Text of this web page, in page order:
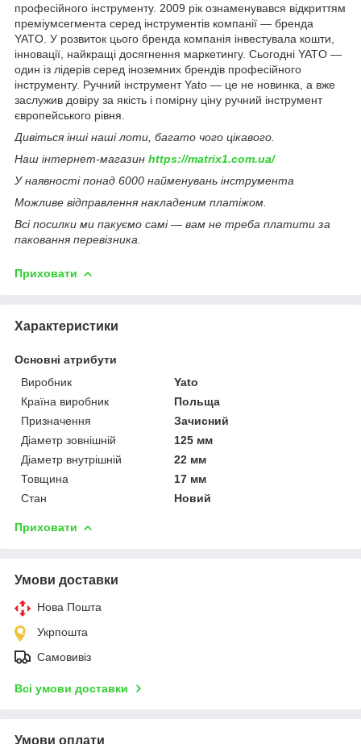
професійного інструменту. 2009 рік ознаменувався відкриттям
преміумсегмента серед інструментів компанії — бренда
YATO. У розвиток цього бренда компанія інвестувала кошти,
інновації, найкращі досягнення маркетингу. Сьогодні YATO —
один із лідерів серед іноземних брендів професійного
інструменту. Ручний інструмент Yato — це не новинка, а вже
заслужив довіру за якість і помірну ціну ручний інструмент
європейського рівня.
Дивіться інші наші лоти, багато чого цікавого.
Наш інтернет-магазин https://matrix1.com.ua/
У наявності понад 6000 найменувань інструмента
Можливе відправлення накладеним платіжом.
Всі посилки ми пакуємо самі — вам не треба платити за
паковання перевізника.
Приховати
Характеристики
Основні атрибути
Виробник
Yato
Країна виробник
Польща
Призначення
Зачисний
Діаметр зовнішній
125 мм
Діаметр внутрішній
22 мм
Товщина
17 мм
Стан
Новий
Приховати
Умови доставки
Нова Пошта
Укрпошта
Самовивіз
Всі умови доставки
Умови оплати